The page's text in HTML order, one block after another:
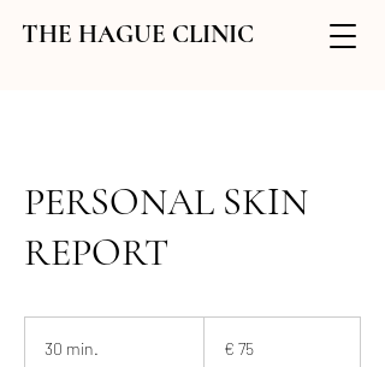
THE HAGUE CLINIC
PERSONAL SKIN
REPORT
30 min. € 75